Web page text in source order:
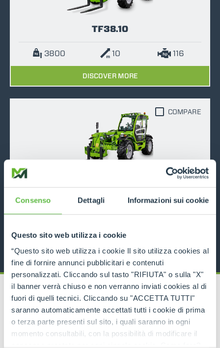
Consenso Dettagli Informazioni sui cookie
Questo sito web utilizza i cookie
“Questo sito web utilizza i cookie Il sito utilizza cookies al
fine di fornire annunci pubblicitari e contenuti
personalizzati. Cliccando sul tasto "RIFIUTA" o sulla "X"
il banner verrà chiuso e non verranno inviati cookies al di
fuori di quelli tecnici. Cliccando su "ACCETTA TUTTI"
saranno automaticamente accettati tutti i cookie di prima
o terza parte presenti sul sito, i quali saranno in ogni
momento consultabili, con la possibilità di modificare il
consenso prestato per ogni singolo cookie. Come fare?
TF38.10
3800 10 116
DISCOVER MORE
COMPARE
RELATED PRODUCTS
Telehandlers